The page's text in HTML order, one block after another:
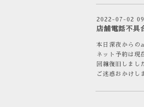
2022-07-02
店舗電話不具
本日深夜からの
ネット予約は現
回線復旧しまし
ご迷惑おかけし